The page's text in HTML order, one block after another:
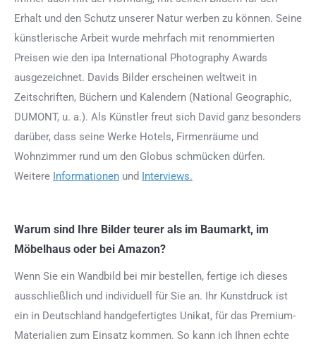
Erhalt und den Schutz unserer Natur werben zu können. Seine
künstlerische Arbeit wurde mehrfach mit renommierten
Preisen wie den ipa International Photography Awards
ausgezeichnet. Davids Bilder erscheinen weltweit in
Zeitschriften, Büchern und Kalendern (National Geographic,
DUMONT, u. a.). Als Künstler freut sich David ganz besonders
darüber, dass seine Werke Hotels, Firmenräume und
Wohnzimmer rund um den Globus schmücken dürfen.
Weitere Informationen und Interviews.
Warum sind Ihre Bilder teurer als im Baumarkt, im
Möbelhaus oder bei Amazon?
Wenn Sie ein Wandbild bei mir bestellen, fertige ich dieses
ausschließlich und individuell für Sie an. Ihr Kunstdruck ist
ein in Deutschland handgefertigtes Unikat, für das Premium-
Materialien zum Einsatz kommen. So kann ich Ihnen echte